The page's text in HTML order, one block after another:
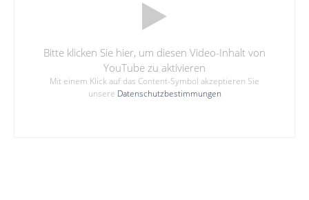
Bitte klicken Sie hier, um diesen Video-Inhalt von
YouTube zu aktivieren
Mit einem Klick auf das Content-Symbol akzeptieren Sie
unsere Datenschutzbestimmungen